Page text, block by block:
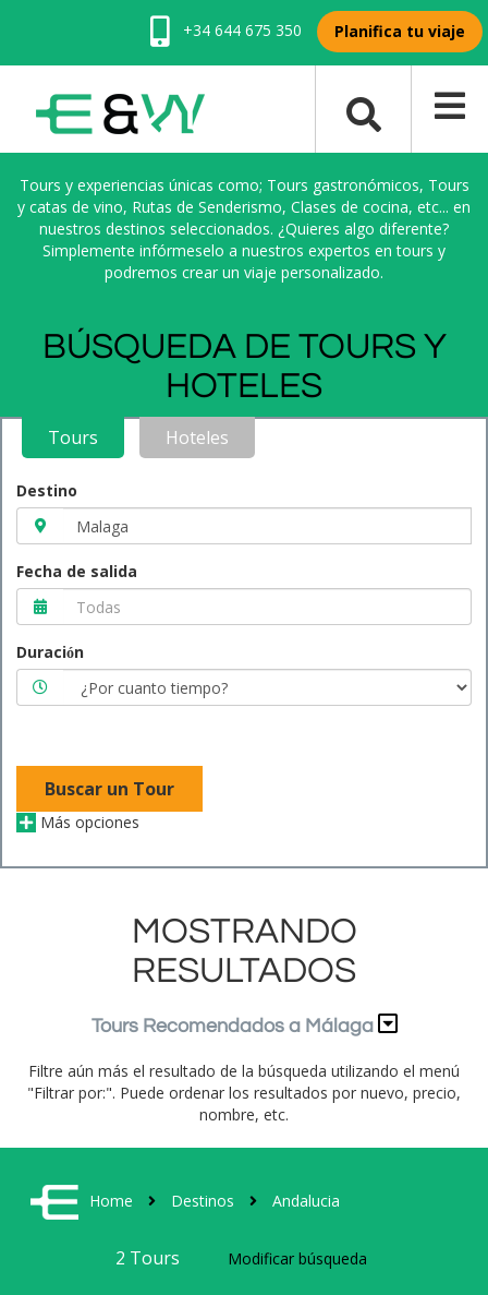
+34 644 675 350 Planifica tu viaje
Tours y experiencias únicas como; Tours gastronómicos, Tours
y catas de vino, Rutas de Senderismo, Clases de cocina, etc... en
nuestros destinos seleccionados. ¿Quieres algo diferente?
Simplemente infórmeselo a nuestros expertos en tours y
podremos crear un viaje personalizado.
BÚSQUEDA DE TOURS Y
HOTELES
Tours Hoteles
Destino
Fecha de salida
Duración
Buscar un Tour
Más opciones
MOSTRANDO
RESULTADOS
Tours Recomendados a Málaga
Filtre aún más el resultado de la búsqueda utilizando el menú
"Filtrar por:". Puede ordenar los resultados por nuevo, precio,
nombre, etc.
Home Destinos Andalucia
2 Tours Modificar búsqueda